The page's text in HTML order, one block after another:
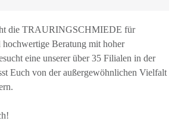
die TRAURINGSCHMIEDE für
Beratung mit hoher
eine unserer über 35 Filialen in der
Euch von der außergewöhnlichen Vielfalt